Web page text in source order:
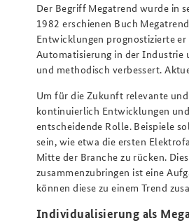
Der Begriff Megatrend wurde in
1982 erschienen Buch
Entwicklungen prognostizierte
Automatisierung in der Industrie
und methodisch verbessert.
Um für die Zukunft relevante
kontinuierlich Entwicklungen
entscheidende Rolle. Beispiele
sein, wie etwa die ersten
Mitte der Branche zu rücken.
zusammenzubringen ist eine
können diese zu einem Trend
Individualisierung als